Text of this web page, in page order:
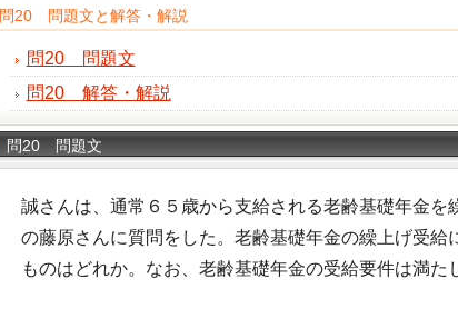
問20 問題文と解答・解説
問20 問題文
問20 解答・解説
問20 問題文
誠さんは、通常６５歳から支給される老齢基礎年金
の藤原さんに質問をした。老齢基礎年金の繰上げ受
ものはどれか。なお、老齢基礎年金の受給要件は満た